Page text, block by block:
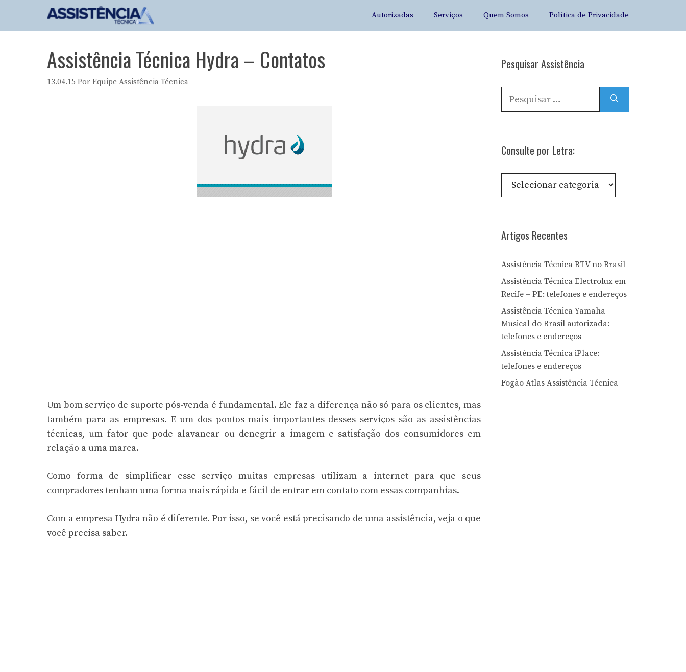
Autorizadas Serviços Quem Somos Política de Privacidade
Assistência Técnica Hydra – Contatos
13.04.15 Por Equipe Assistência Técnica
Um bom serviço de suporte pós-venda é fundamental. Ele faz a diferença não só para os clientes, mas
também para as empresas. E um dos pontos mais importantes desses serviços são as assistências
técnicas, um fator que pode alavancar ou denegrir a imagem e satisfação dos consumidores em
relação a uma marca.
Como forma de simplificar esse serviço muitas empresas utilizam a internet para que seus
compradores tenham uma forma mais rápida e fácil de entrar em contato com essas companhias.
Com a empresa Hydra não é diferente. Por isso, se você está precisando de uma assistência, veja o que
você precisa saber.
Pesquisar Assistência
Pesquisar
por:
Consulte por Letra:
Consulte
Artigos Recentes
Assistência Técnica BTV no Brasil
Assistência Técnica Electrolux em
Recife – PE: telefones e endereços
Assistência Técnica Yamaha
Musical do Brasil autorizada:
telefones e endereços
Assistência Técnica iPlace:
telefones e endereços
Fogão Atlas Assistência Técnica